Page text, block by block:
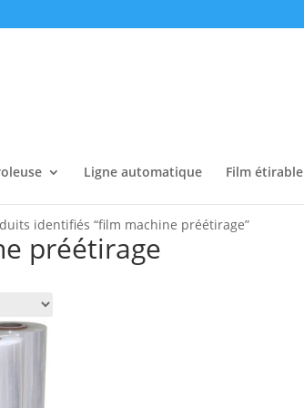
Ligne automatique Film étirable
identifiés “film machine préétirage”
préétirage